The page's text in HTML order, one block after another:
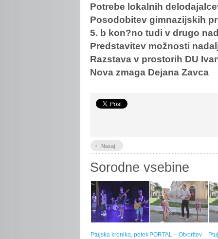
Potrebe lokalnih
Posodobitev gimnazijskih
5. b kon?no tudi v drugo
Predstavitev možnosti
Razstava v prostorih DU
Nova zmaga Dejana Zavca
‹ Nazaj
Sorodne vsebine
Ptujska kronika, petek PORTAL – Otvoritev